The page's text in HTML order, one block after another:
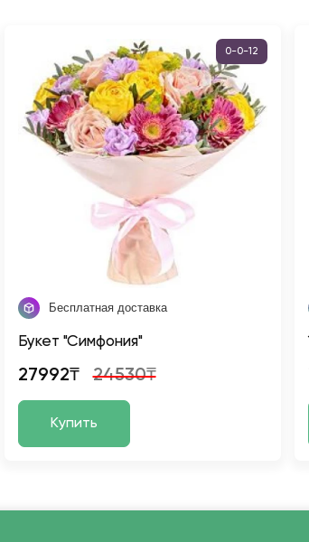
0-0-12
Бесплатная доставка
Букет "Симфония"
27992₸ 24530₸
Купить